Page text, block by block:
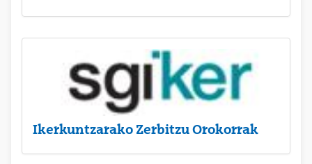
Ikerkuntzarako Zerbitzu Orokorrak